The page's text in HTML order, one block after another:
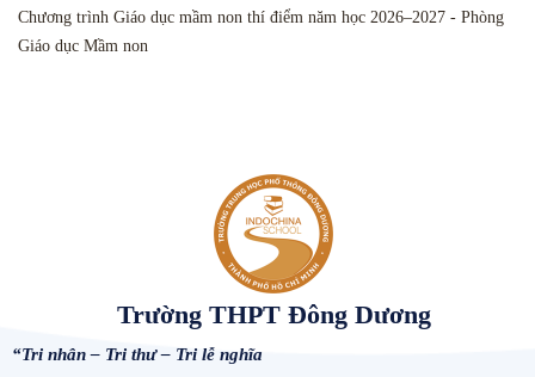
Chương trình Giáo dục mầm non thí điểm năm học 2026–2027 - Phòng
Giáo dục Mầm non
Trường THPT Đông Dương
“Tri nhân – Tri thư – Tri lễ nghĩa